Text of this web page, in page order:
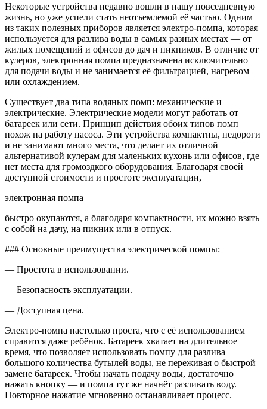
Некоторые устройства недавно вошли в нашу повседневную
жизнь, но уже успели стать неотъемлемой её частью. Одним
из таких полезных приборов является электро-помпа, которая
используется для разлива воды в самых разных местах — от
жилых помещений и офисов до дач и пикников. В отличие от
кулеров, электронная помпа предназначена исключительно
для подачи воды и не занимается её фильтрацией, нагревом
или охлаждением.
Существует два типа водяных помп: механические и
электрические. Электрические модели могут работать от
батареек или сети. Принцип действия обоих типов помп
похож на работу насоса. Эти устройства компактны, недороги
и не занимают много места, что делает их отличной
альтернативой кулерам для маленьких кухонь или офисов, где
нет места для громоздкого оборудования. Благодаря своей
доступной стоимости и простоте эксплуатации,
электронная помпа
быстро окупаются, а благодаря компактности, их можно взять
с собой на дачу, на пикник или в отпуск.
### Основные преимущества электрической помпы:
— Простота в использовании.
— Безопасность эксплуатации.
— Доступная цена.
Электро-помпа настолько проста, что с её использованием
справится даже ребёнок. Батареек хватает на длительное
время, что позволяет использовать помпу для разлива
большого количества бутылей воды, не переживая о быстрой
замене батареек. Чтобы начать подачу воды, достаточно
нажать кнопку — и помпа тут же начнёт разливать воду.
Повторное нажатие мгновенно останавливает процесс.